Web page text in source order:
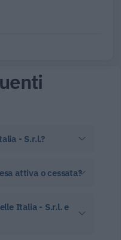
- S.r.l.?
attiva o cessata?
Italia - S.r.l. e